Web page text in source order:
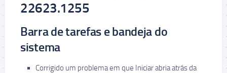
22623.1255
Barra de tarefas e bandeja do
sistema
Corrigido um problema em que Iniciar abria atrás da